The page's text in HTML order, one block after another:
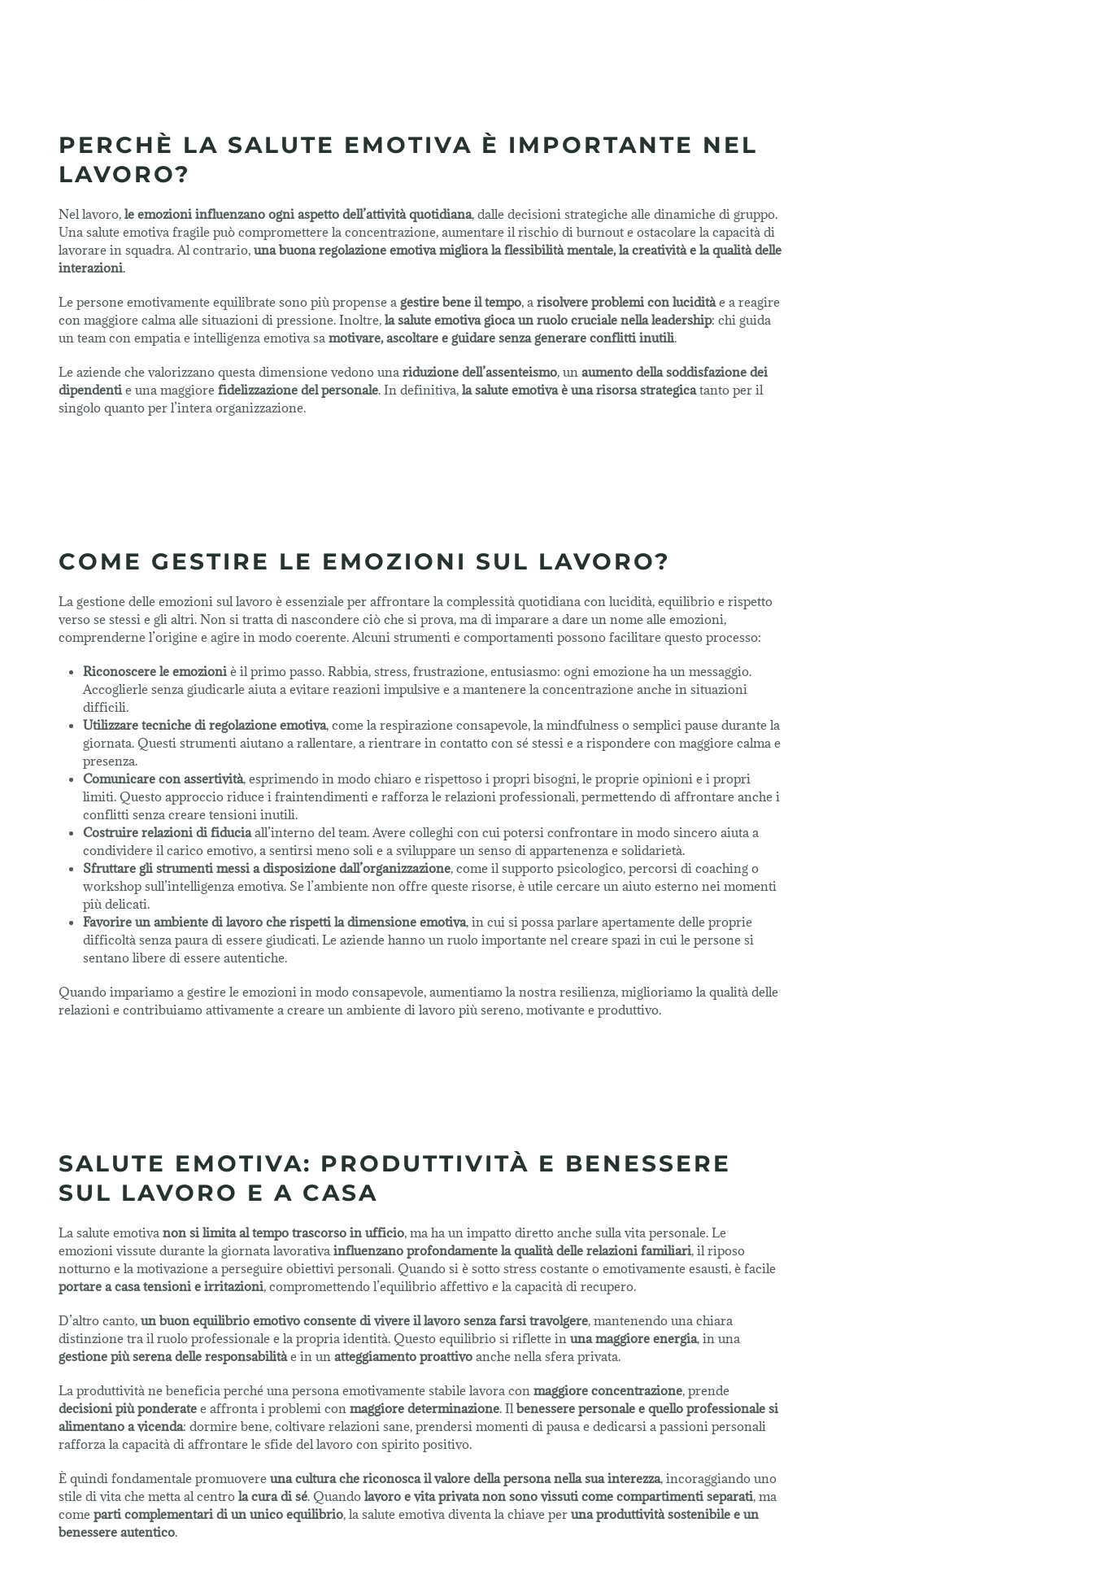
PERCHÈ LA SALUTE EMOTIVA È IMPORTANTE NEL
LAVORO?
Nel lavoro, le emozioni influenzano ogni aspetto dell’attività quotidiana, dalle decisioni strategiche alle dinamiche di gruppo.
Una salute emotiva fragile può compromettere la concentrazione, aumentare il rischio di burnout e ostacolare la capacità di
lavorare in squadra. Al contrario, una buona regolazione emotiva migliora la flessibilità mentale, la creatività e la qualità delle
interazioni.
Le persone emotivamente equilibrate sono più propense a gestire bene il tempo, a risolvere problemi con luciditàe a reagire
con maggiore calma alle situazioni di pressione. Inoltre, la salute emotiva gioca un ruolo cruciale nella leadership: chi guida
un team con empatia e intelligenza emotiva sa motivare, ascoltare e guidare senza generare conflitti inutili.
Le aziende che valorizzano questa dimensione vedono una riduzione dell’assenteismo, un aumento della soddisfazione dei
dipendenti e una maggiore fidelizzazione del personale. In definitiva, la salute emotiva è una risorsa strategicatanto per il
singolo quanto per l’intera organizzazione.
COME GESTIRE LE EMOZIONI SUL LAVORO?
La gestione delle emozioni sul lavoro è essenziale per affrontare la complessità quotidiana con lucidità, equilibrio e rispetto
verso se stessi e gli altri. Non si tratta di nascondere ciò che si prova, ma di imparare a dare un nome alle emozioni,
comprenderne l’origine e agire in modo coerente. Alcuni strumenti e comportamenti possono facilitare questo processo:
Riconoscere le emozioni è il primo passo. Rabbia, stress, frustrazione, entusiasmo: ogni emozione ha un messaggio.
Accoglierle senza giudicarle aiuta a evitare reazioni impulsive e a mantenere la concentrazione anche in situazioni
difficili.
Utilizzare tecniche di regolazione emotiva, come la respirazione consapevole, la mindfulness o semplici pause durante la
giornata. Questi strumenti aiutano a rallentare, a rientrare in contatto con sé stessi e a rispondere con maggiore calma e
presenza.
Comunicare con assertività, esprimendo in modo chiaro e rispettoso i propri bisogni, le proprie opinioni e i propri
limiti. Questo approccio riduce i fraintendimenti e rafforza le relazioni professionali, permettendo di affrontare anche i
conflitti senza creare tensioni inutili.
Costruire relazioni di fiduciaall’interno del team. Avere colleghi con cui potersi confrontare in modo sincero aiuta a
condividere il carico emotivo, a sentirsi meno soli e a sviluppare un senso di appartenenza e solidarietà.
Sfruttare gli strumenti messi a disposizione dall’organizzazione, come il supporto psicologico, percorsi di coaching o
workshop sull’intelligenza emotiva. Se l’ambiente non offre queste risorse, è utile cercare un aiuto esterno nei momenti
più delicati.
Favorire un ambiente di lavoro che rispetti la dimensione emotiva, in cui si possa parlare apertamente delle proprie
difficoltà senza paura di essere giudicati. Le aziende hanno un ruolo importante nel creare spazi in cui le persone si
sentano libere di essere autentiche.
Quando impariamo a gestire le emozioni in modo consapevole, aumentiamo la nostra resilienza, miglioriamo la qualità delle
relazioni e contribuiamo attivamente a creare un ambiente di lavoro più sereno, motivante e produttivo.
SALUTE EMOTIVA: PRODUTTIVITÀ E BENESSERE
SUL LAVORO E A CASA
La salute emotiva non si limita al tempo trascorso in ufficio, ma ha un impatto diretto anche sulla vita personale. Le
emozioni vissute durante la giornata lavorativa influenzano profondamente la qualità delle relazioni familiari, il riposo
notturno e la motivazione a perseguire obiettivi personali. Quando si è sotto stress costante o emotivamente esausti, è facile
portare a casa tensioni e irritazioni, compromettendo l’equilibrio affettivo e la capacità di recupero.
D’altro canto, un buon equilibrio emotivo consente di vivere il lavoro senza farsi travolgere, mantenendo una chiara
distinzione tra il ruolo professionale e la propria identità. Questo equilibrio si riflette in una maggiore energia, in una
gestione più serena delle responsabilitàe in un atteggiamento proattivo anche nella sfera privata.
La produttività ne beneficia perché una persona emotivamente stabile lavora con maggiore concentrazione, prende
decisioni più ponderate e affronta i problemi con maggiore determinazione. Il benessere personale e quello professionale si
alimentano a vicenda: dormire bene, coltivare relazioni sane, prendersi momenti di pausa e dedicarsi a passioni personali
rafforza la capacità di affrontare le sfide del lavoro con spirito positivo.
È quindi fondamentale promuovere una cultura che riconosca il valore della persona nella sua interezza, incoraggiando uno
stile di vita che metta al centro la cura di sé. Quando lavoro e vita privata non sono vissuti come compartimenti separati, ma
come parti complementari di un unico equilibrio, la salute emotiva diventa la chiave per una produttività sostenibile e un
benessere autentico.